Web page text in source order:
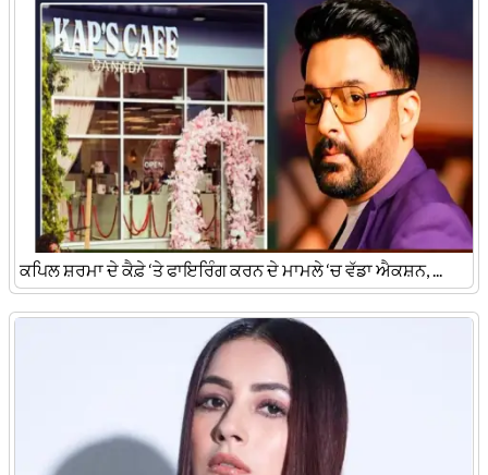
ਕਪਿਲ ਸ਼ਰਮਾ ਦੇ ਕੈਫ਼ੇ ‘ਤੇ ਫਾਇਰਿੰਗ ਕਰਨ ਦੇ ਮਾਮਲੇ ‘ਚ ਵੱਡਾ ਐਕਸ਼ਨ, ...